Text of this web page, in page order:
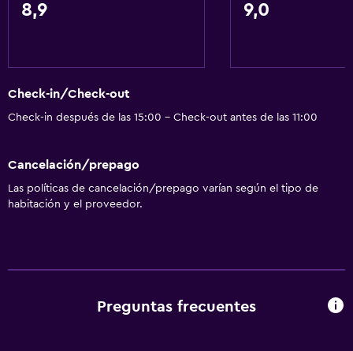
Check-out exprés
Recepción 24 horas
Servicios básicos
Wifi disponible en todas las instalaciones
Internet
Alarma de humo
8,9 9,0
Check-in/Check-out
Check-in después de las 15:00 - Check-out antes de las 11:00
Cancelación/prepago
Las políticas de cancelación/prepago varían según el tipo de
habitación y el proveedor.
Preguntas frecuentes